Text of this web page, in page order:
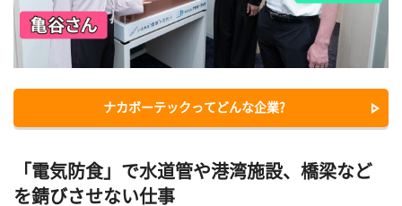
ナカボーテックってどんな企業?
「電気防食」で水道管や港湾施設、橋梁など
を錆びさせない仕事